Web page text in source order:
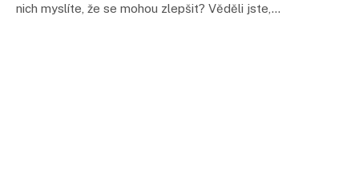
nich myslíte, že se mohou zlepšit? Věděli jste,…